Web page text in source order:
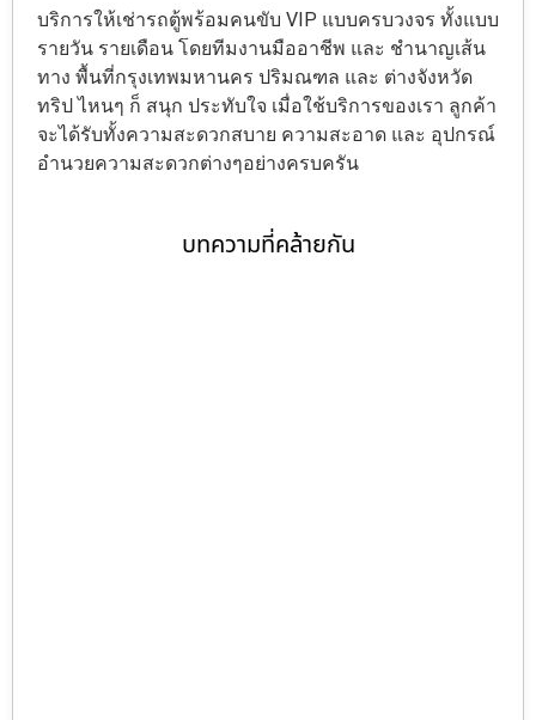
บริการให้เช่ารถตู้พร้อมคนขับ VIP แบบครบวงจร ทั้งแบบ
รายวัน รายเดือน โดยทีมงานมืออาชีพ และ ชำนาญเส้น
ทาง พื้นที่กรุงเทพมหานคร ปริมณฑล และ ต่างจังหวัด
ทริป ไหนๆ ก็ สนุก ประทับใจ เมื่อใช้บริการของเรา ลูกค้า
จะได้รับทั้งความสะดวกสบาย ความสะอาด และ อุปกรณ์
อำนวยความสะดวกต่างๆอย่างครบครัน
บทความที่คล้ายกัน